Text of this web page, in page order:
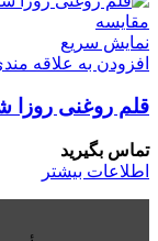
مقايسه
نمایش سریع
افزودن به علاقه
قلم روغنی روزا
تماس بگیرید
اطلاعات بیشتر